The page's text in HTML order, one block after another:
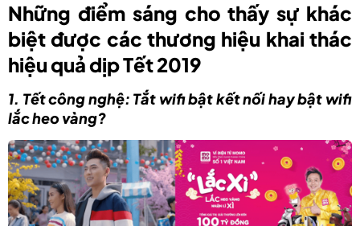
Những điểm sáng cho thấy sự khác
biệt được các thương hiệu khai thác
hiệu quả dịp Tết 2019
1. Tết công nghệ: Tắt wifi bật kết nối hay bật wifi
lắc heo vàng?